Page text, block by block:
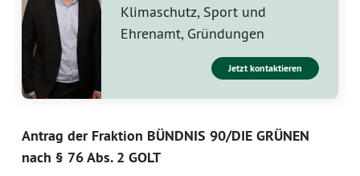
Klimaschutz, Sport und
Ehrenamt, Gründungen
Jetzt kontaktieren
Antrag der Fraktion BÜNDNIS 90/DIE GRÜNEN
nach § 76 Abs. 2 GOLT